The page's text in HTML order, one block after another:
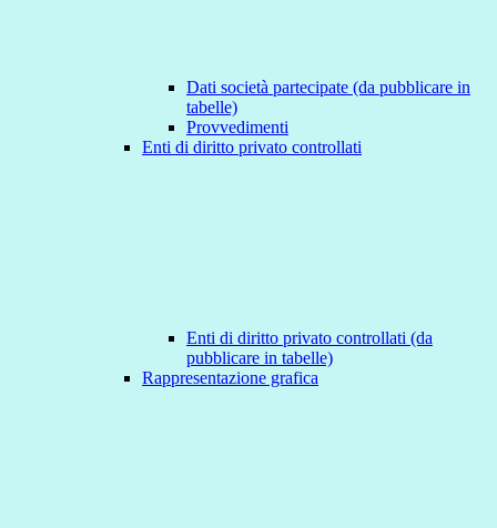
Dati società partecipate (da pubblicare in
tabelle)
Provvedimenti
Enti di diritto privato controllati
Enti di diritto privato controllati (da
pubblicare in tabelle)
Rappresentazione grafica